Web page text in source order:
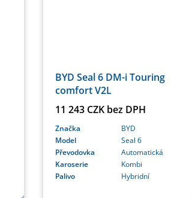
BYD Seal 6 DM-i Touring
comfort V2L
11 243 CZK bez DPH
Značka
BYD
Model
Seal 6
Převodovka
Automatická
Karoserie
Kombi
Palivo
Hybridní